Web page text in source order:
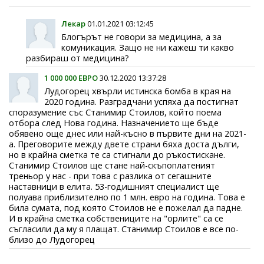
Лекар01.01.2021 03:12:45
Блогърът не говори за медицина, а за
комуникация. Защо не ни кажеш ти какво
разбираш от медицина?
1 000 000 ЕВРО30.12.2020 13:37:28
Лудогорец хвърли истинска бомба в края на
2020 година. Разградчани успяха да постигнат
споразумение със Станимир Стоилов, който поема
отбора след Нова година. Назначението ще бъде
обявено още днес или най-късно в първите дни на 2021-
а. Преговорите между двете страни бяха доста дълги,
но в крайна сметка те са стигнали до ръкостискане.
Станимир Стоилов ще стане най-скъпоплатеният
треньор у нас - при това с разлика от сегашните
наставници в елита. 53-годишният специалист ще
полуава приблизително по 1 млн. евро на година. Това е
била сумата, под която Стоилов не е пожелал да падне.
И в крайна сметка собствениците на "орлите" са се
съгласили да му я плащат. Станимир Стоилов е все по-
близо до Лудогорец